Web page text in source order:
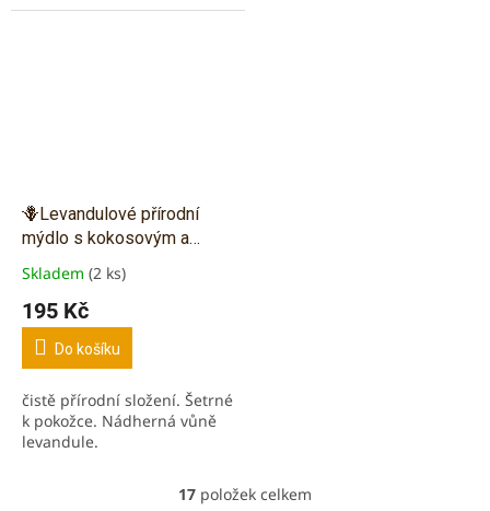
🪻Levandulové přírodní
mýdlo s kokosovým a
olivovým olejem - 90g
Průměrné
produktu
5,0
5
hvězdiček.
Skladem (2 ks)
195 Kč
Do košíku
čistě přírodní složení. Šetrné
k pokožce. Nádherná vůně
levandule.
O
17 položek celkem